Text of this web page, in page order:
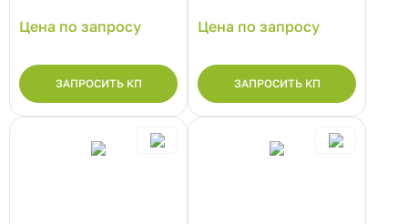
Цена по запросу
ЗАПРОСИТЬ КП
Цена по запросу
ЗАПРОСИТЬ КП